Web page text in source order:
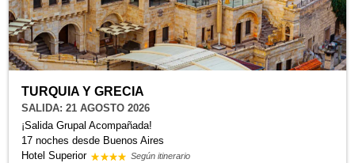
TURQUIA Y GRECIA
SALIDA: 21 AGOSTO 2026
¡Salida Grupal Acompañada!
17 nochesdesde Buenos Aires
Hotel Superior
Según itinerario